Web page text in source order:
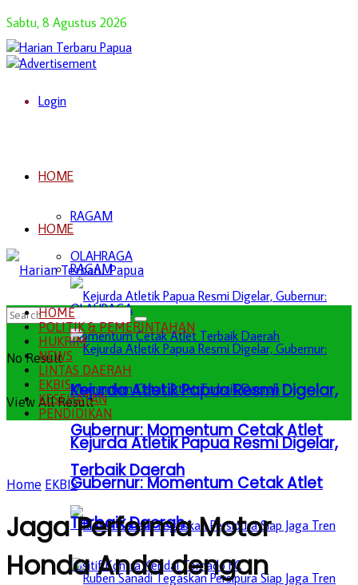
Sabtu, 8 Agustus 2026
Login
HOME
RAGAM
OLAHRAGA
Kejurda Atletik Papua Resmi Digelar,
Gubernur: Momentum Cetak Atlet
Terbaik Daerah
HOME
RAGAM
OLAHRAGA
Kejurda Atletik Papua Resmi Digelar,
Gubernur: Momentum Cetak Atlet
Terbaik Daerah
No Result
View All Result
HOME
POLITIK & PEMERINTAHAN
HUKRIM
NEWS
LINTAS DAERAH
EKBIS
KESEHATAN
PENDIDIKAN
Home EKBIS
Jaga Performa Motor
Honda Anda dengan